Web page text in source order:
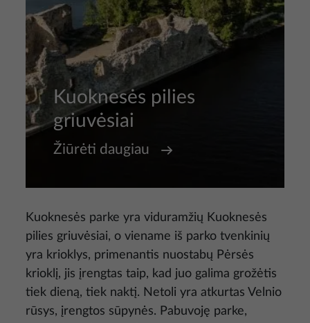
Kuoknesės pilies
griuvėsiai
Žiūrėti daugiau
Kuoknesės parke yra viduramžių Kuoknesės
pilies griuvėsiai, o viename iš parko tvenkinių
yra krioklys, primenantis nuostabų Pėrsės
krioklį, jis įrengtas taip, kad juo galima grožėtis
tiek dieną, tiek naktį. Netoli yra atkurtas Velnio
rūsys, įrengtos sūpynės. Pabuvoję parke,